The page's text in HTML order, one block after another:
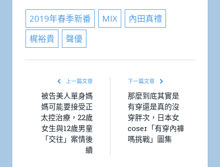
2019年春季新番 MIX
內田真禮
梶裕貴
聲優
上一篇文章
被告美人單身媽
媽可能要接受正
太控治療，22歲
女生與12歲男童
「交往」案情後
續
下一篇文章
那麼到底其實是
有穿還是真的沒
穿胖次，日本女
coser「有穿內褲
嗎挑戰」圖集